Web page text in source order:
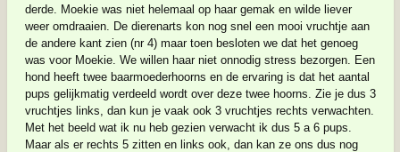
derde. Moekie was niet helemaal op haar gemak en wilde liever
weer omdraaien. De dierenarts kon nog snel een mooi vruchtje aan
de andere kant zien (nr 4) maar toen besloten we dat het genoeg
was voor Moekie. We willen haar niet onnodig stress bezorgen. Een
hond heeft twee baarmoederhoorns en de ervaring is dat het aantal
pups gelijkmatig verdeeld wordt over deze twee hoorns. Zie je dus 3
vruchtjes links, dan kun je vaak ook 3 vruchtjes rechts verwachten.
Met het beeld wat ik nu heb gezien verwacht ik dus 5 a 6 pups.
Maar als er rechts 5 zitten en links ook, dan kan ze ons dus nog